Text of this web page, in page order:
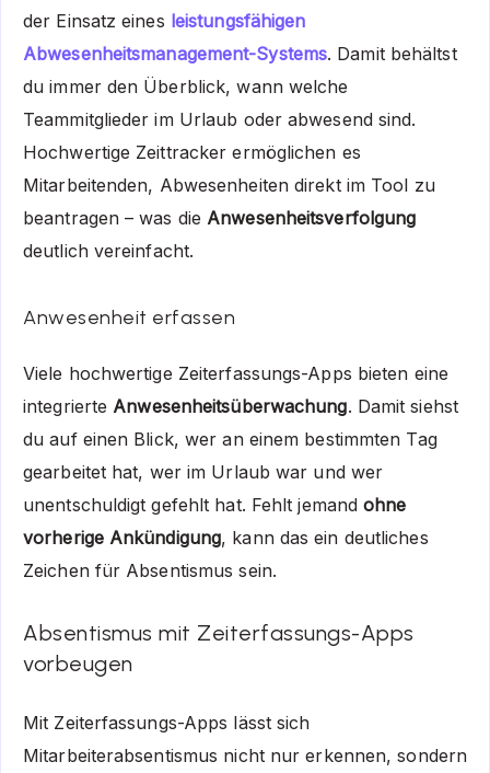
der Einsatz eines leistungsfähigen
Abwesenheitsmanagement-Systems. Damit behältst
du immer den Überblick, wann welche
Teammitglieder im Urlaub oder abwesend sind.
Hochwertige Zeittracker ermöglichen es
Mitarbeitenden, Abwesenheiten direkt im Tool zu
beantragen – was die Anwesenheitsverfolgung
deutlich vereinfacht.
Anwesenheit erfassen
Viele hochwertige Zeiterfassungs-Apps bieten eine
integrierte Anwesenheitsüberwachung. Damit siehst
du auf einen Blick, wer an einem bestimmten Tag
gearbeitet hat, wer im Urlaub war und wer
unentschuldigt gefehlt hat. Fehlt jemandohne
vorherige Ankündigung, kann das ein deutliches
Zeichen für Absentismus sein.
Absentismus mit Zeiterfassungs-Apps
vorbeugen
Mit Zeiterfassungs-Apps lässt sich
Mitarbeiterabsentismus nicht nur erkennen, sondern